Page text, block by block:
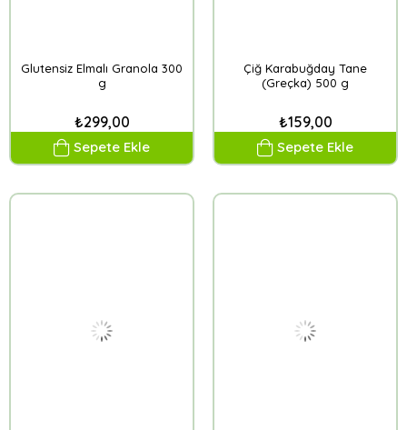
Glutensiz Elmalı Granola 300
g
₺299,00
Sepete Ekle
Çiğ Karabuğday Tane
(Greçka) 500 g
₺159,00
Sepete Ekle